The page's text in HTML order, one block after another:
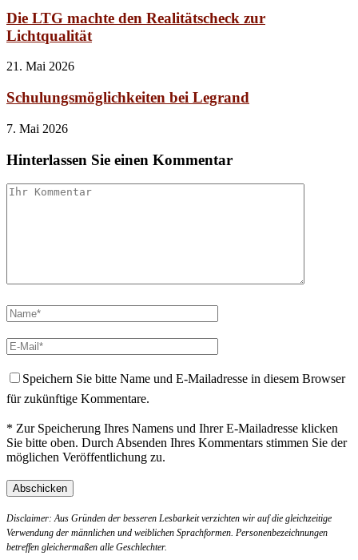
Die LTG machte den Realitätscheck zur
Lichtqualität
21. Mai 2026
Schulungsmöglichkeiten bei Legrand
7. Mai 2026
Hinterlassen Sie einen Kommentar
Speichern Sie bitte Name und E-Mailadresse in diesem Browser
für zukünftige Kommentare.
* Zur Speicherung Ihres Namens und Ihrer E-Mailadresse klicken
Sie bitte oben. Durch Absenden Ihres Kommentars stimmen Sie der
möglichen Veröffentlichung zu.
Disclaimer: Aus Gründen der besseren Lesbarkeit verzichten wir auf die gleichzeitige
Verwendung der männlichen und weiblichen Sprachformen. Personenbezeichnungen
betreffen gleichermaßen alle Geschlechter.